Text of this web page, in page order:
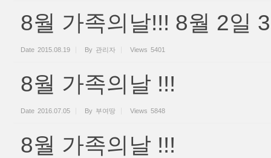
8월 가족의날!!! 8월 2일
Date 2015.08.19 By 관리자 Views 5401
8월 가족의날 !!!
Date 2016.07.05 By 부여땅 Views 5848
8월 가족의날 !!!